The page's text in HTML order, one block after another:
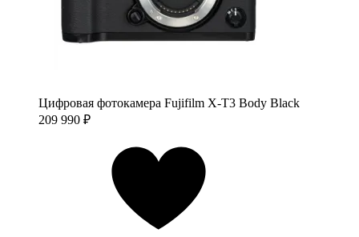
Цифровая фотокамера Fujifilm X-T3 Body Black
209 990 ₽